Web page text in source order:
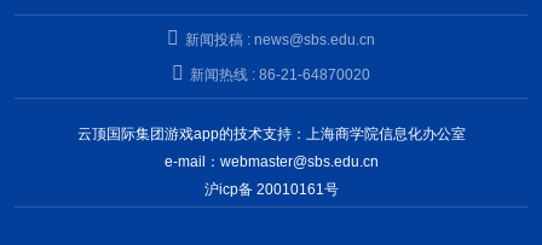
新闻投稿 : news@sbs.edu.cn
新闻热线 : 86-21-64870020
云顶国际集团游戏app的技术支持：上海商学院信息化办公室
e-mail： webmaster@sbs.edu.cn
沪icp备 20010161号